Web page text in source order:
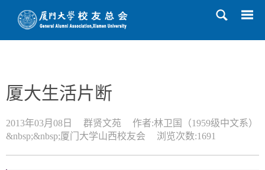
首页>>校友风采>>群贤文苑>> 正文
厦大生活片断
2013年03月08日 群贤文苑
作者:林卫国（1959级中文系）
&nbsp;&nbsp;厦门大学山西校友会
浏览次数:1691